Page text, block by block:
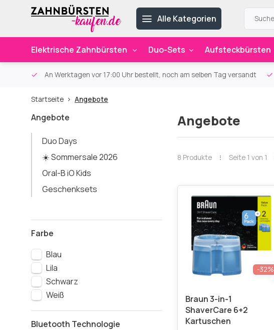
Alle Kategorien
Elektrische Zahnbürsten Duo-Sets Aufsteckbürsten
An Werktagen vor 17:00 Uhr bestellt, noch am selben Tag versandt
Startseite Angebote
Angebote
Duo Days
☀️ Sommersale 2026
Oral-B iO Kids
Geschenksets
Farbe
Blau
Lila
Schwarz
Weiß
Bluetooth Technologie
Angebote
8 Produkte Seite 1 von 1
-32%
Braun 3-in-1
ShaverCare 6+2
Kartuschen